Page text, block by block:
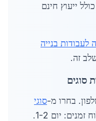
זמנים: יום 1. זה כולל ייעוץ חינם
לעבודות בנייה
זה.
בחרו מ-סוגי
: פלדה מחוזקת, גלוון. לוח זמנים: יום 1-2.